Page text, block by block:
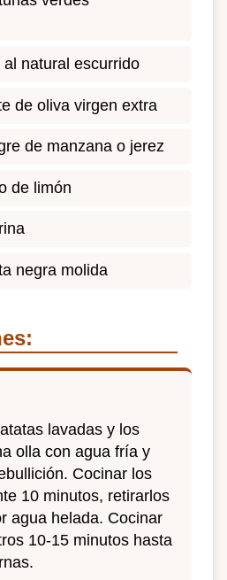
natural escurrido
de oliva virgen extra
de manzana o jerez
de limón
negra molida
lavadas y los
olla con agua fría y
Cocinar los
10 minutos, retirarlos
agua helada. Cocinar
10-15 minutos hasta